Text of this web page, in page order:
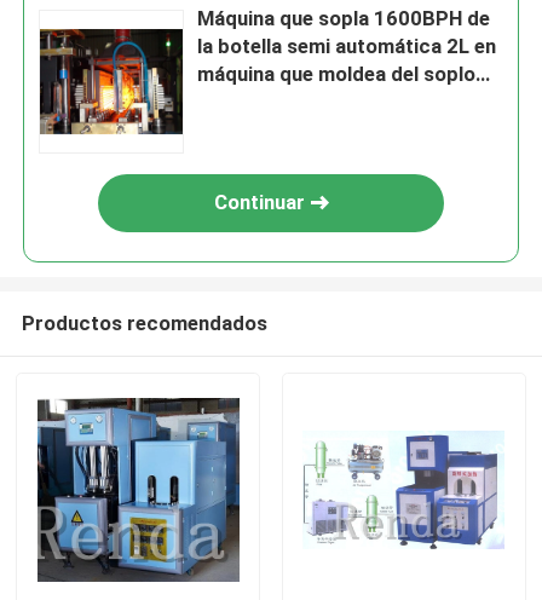
Máquina que sopla 1600BPH de
la botella semi automática 2L en
máquina que moldea del soplo
Continuar
Productos recomendados